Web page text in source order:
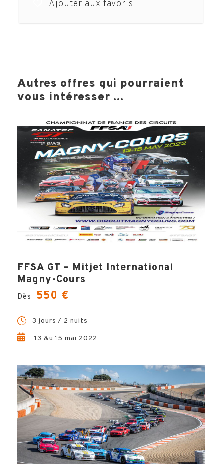
Ajouter aux favoris
INFOS PRATIQUES
Ludovic, Votre Expert Voyages
Questions, conseils, devis … Hémisphères Voyages
vous garantit un accompagnement unique et sur-
mesure dans la préparation de votre voyage.
Ludovic est le spécialiste à votre écoute et à vos
côté à chaque étape de votre projet, pour un séjour
inoubliable !
Autres offres qui pourraient
vous intéresser ...
FFSA GT – Mitjet International
Magny-Cours
Dès 550 €
3 jours / 2 nuits
13 &u 15 mai 2022